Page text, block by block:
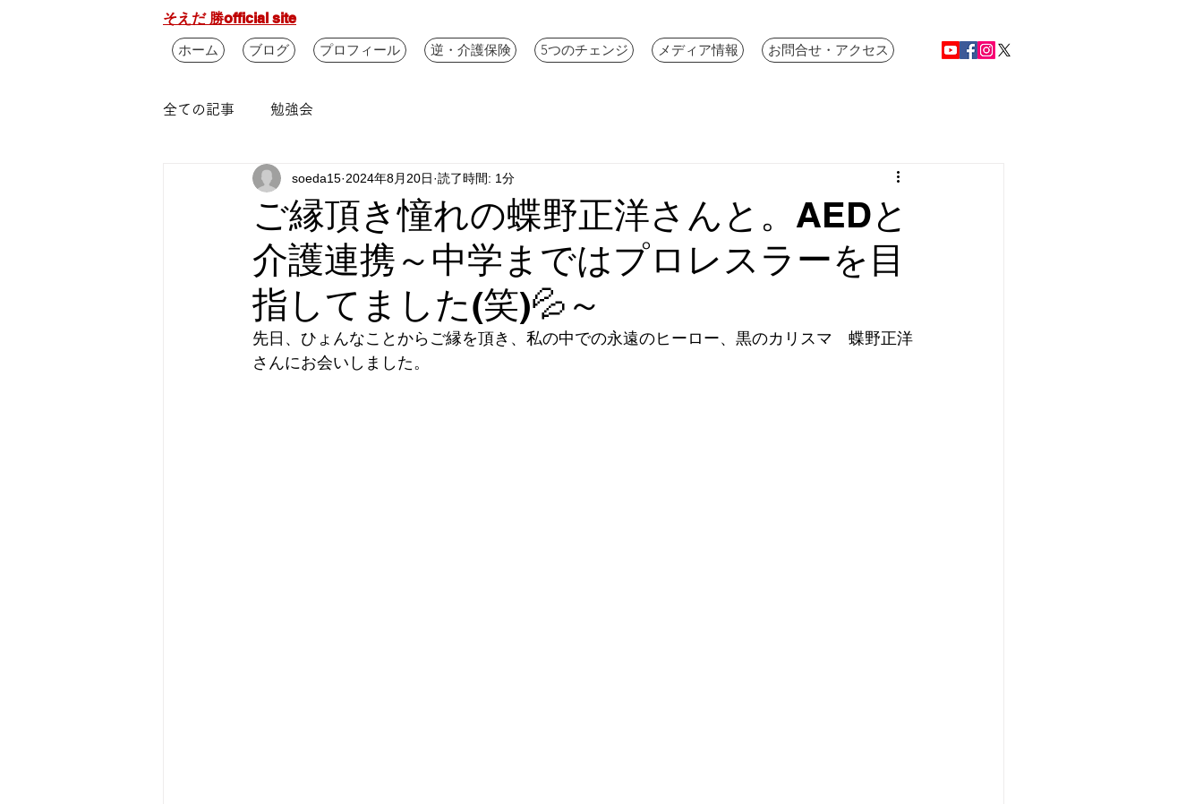
そえだ 勝official site
ホーム
ブログ プロフィール 逆・介護保険 5つのチェンジ メディア情報 お問合せ・アクセス
全ての記事 勉強会
ご縁頂き憧れの蝶野正洋さんと。AEDと
介護連携～中学まではプロレスラーを目
指してました(笑)💦～
soeda15 2024年8月20日 読了時間: 1分
先日、ひょんなことからご縁を頂き、私の中での永遠のヒーロー、黒のカリスマ　蝶野正洋
さんにお会いしました。